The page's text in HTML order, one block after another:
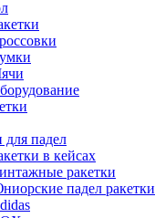
для падел
в кейсах
ракетки
падел ракетки